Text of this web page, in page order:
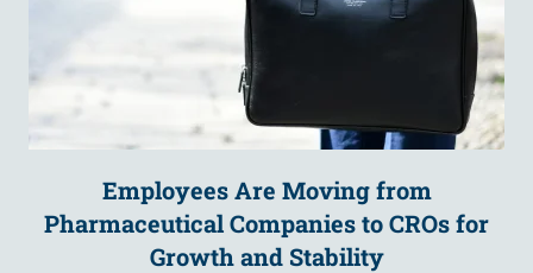
Employees Are Moving from
Pharmaceutical Companies to CROs for
Growth and Stability